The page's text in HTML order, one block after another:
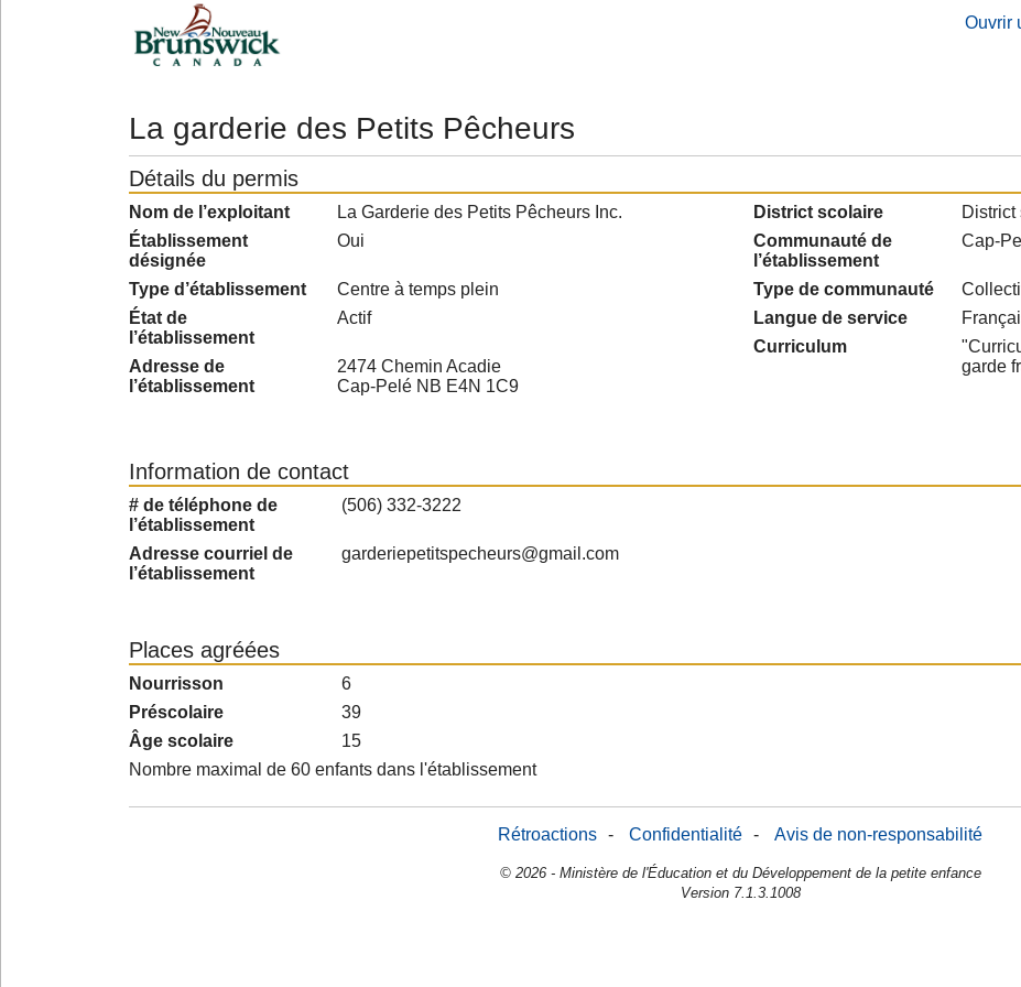
Ouvrir
La garderie des Petits Pêcheurs
Détails du permis
Nom de l’exploitant
La Garderie des Petits Pêcheurs Inc.
Établissement
désignée
Oui
Type d’établissement
Centre à temps plein
État de
l’établissement
Actif
Adresse de
l’établissement
2474 Chemin Acadie
Cap-Pelé NB E4N 1C9
District scolaire
District
Communauté de
l’établissement
Cap-
Type de communauté
Langue de service
Curriculum
garde
Information de contact
# de téléphone de
l’établissement
(506) 332-3222
Adresse courriel de
l’établissement
garderiepetitspecheurs@gmail.com
Places agréées
Nourrisson
6
Préscolaire
39
Âge scolaire
15
Nombre maximal de 60 enfants dans l'établissement
Rétroactions - Confidentialité - Avis de non-responsabilité
© 2026 - Ministère de l'Éducation et du Développement de la petite enfance
Version 7.1.3.1008